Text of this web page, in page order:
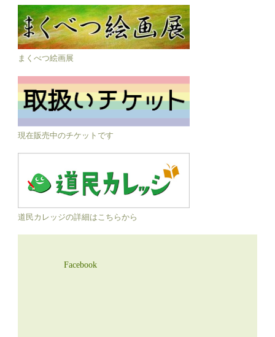
まくべつ絵画展
現在販売中のチケットです
道民カレッジの詳細はこちらから
Facebook